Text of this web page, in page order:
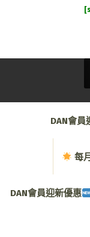
DAN會員
每
DAN會員迎新優惠